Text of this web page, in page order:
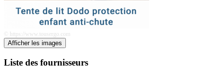
© https://www.tousergo.com
Afficher les images
Liste des fournisseurs